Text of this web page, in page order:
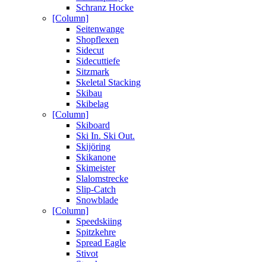
Schranz Hocke
[Column]
Seitenwange
Shopflexen
Sidecut
Sidecuttiefe
Sitzmark
Skeletal Stacking
Skibau
Skibelag
[Column]
Skiboard
Ski In. Ski Out.
Skijöring
Skikanone
Skimeister
Slalomstrecke
Slip-Catch
Snowblade
[Column]
Speedskiing
Spitzkehre
Spread Eagle
Stivot